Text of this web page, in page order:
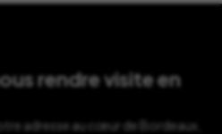
rendre visite en
adresse au cœur de Bordeaux,